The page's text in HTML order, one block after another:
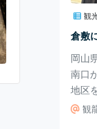
観
倉敷
岡山
南口
地区
らも
ぬ
観